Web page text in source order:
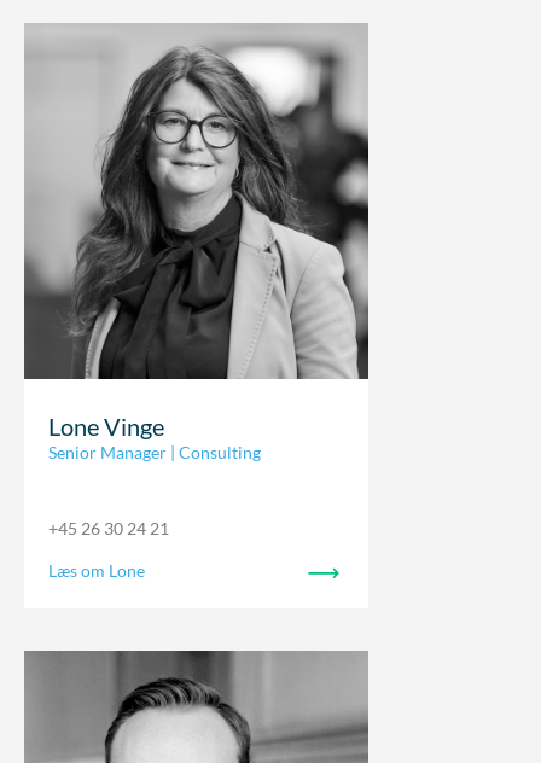
Lone Vinge
Senior Manager | Consulting
+45 26 30 24 21
Læs om Lone